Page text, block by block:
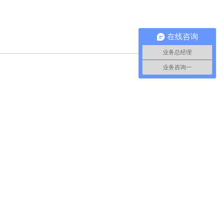
在线咨询
业务总经理
业务咨询一